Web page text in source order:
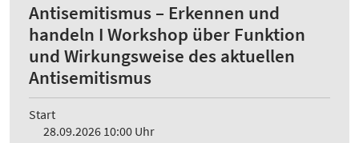
Antisemitismus – Erkennen und
handeln I Workshop über Funktion
und Wirkungsweise des aktuellen
Antisemitismus
Start
28.09.2026 10:00 Uhr